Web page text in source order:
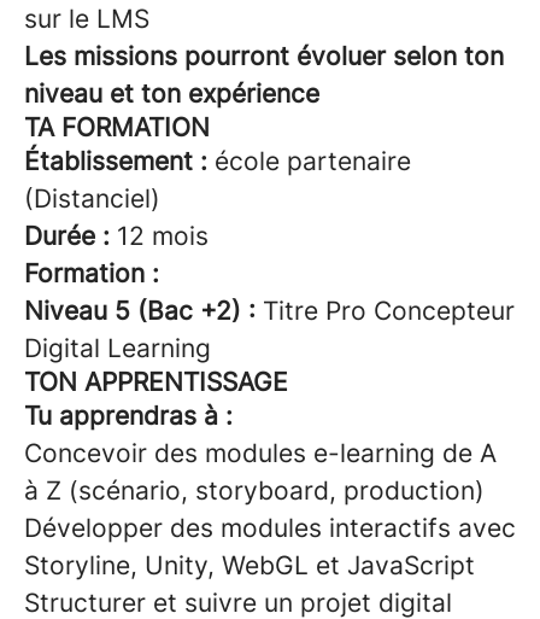
sur le LMS
Les missions pourront évoluer selon ton
niveau et ton expérience
TA FORMATION
Établissement : école partenaire
(Distanciel)
Durée : 12 mois
Formation :
Niveau 5 (Bac +2) : Titre Pro Concepteur
Digital Learning
TON APPRENTISSAGE
Tu apprendras à :
Concevoir des modules e-learning de A
à Z (scénario, storyboard, production)
Développer des modules interactifs avec
Storyline, Unity, WebGL et JavaScript
Structurer et suivre un projet digital